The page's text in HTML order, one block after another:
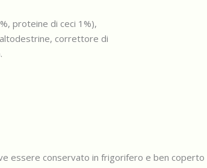
proteine di ceci 1%),
correttore di
essere conservato in frigorifero e ben